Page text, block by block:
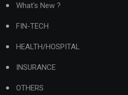
What's New ?
FIN-TECH
HEALTH/HOSPITAL
INSURANCE
OTHERS